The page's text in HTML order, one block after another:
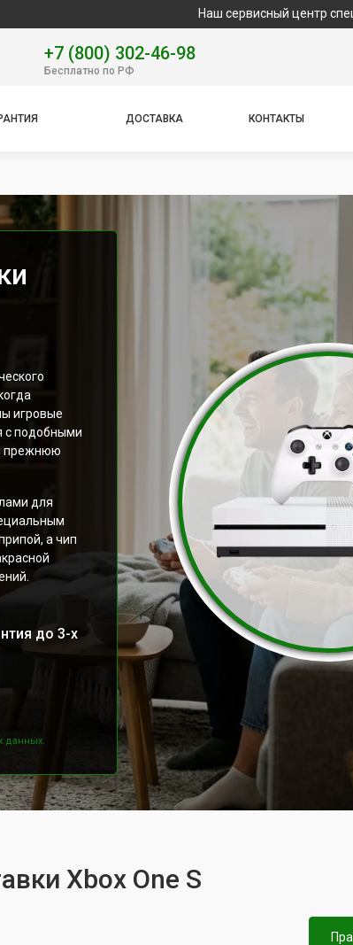
Наш сервисный центр
+7 (800) 302-46-98
Бесплатно по РФ
ДОСТАВКА КОНТАКТЫ
игровые
с подобными
прежнюю
для
а чип
до 3-х
данных.
Xbox One S